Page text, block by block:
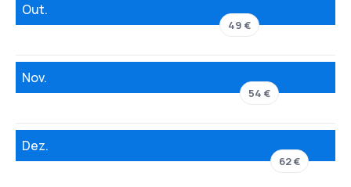
Out.
49 €
Nov.
54 €
Dez.
62 €